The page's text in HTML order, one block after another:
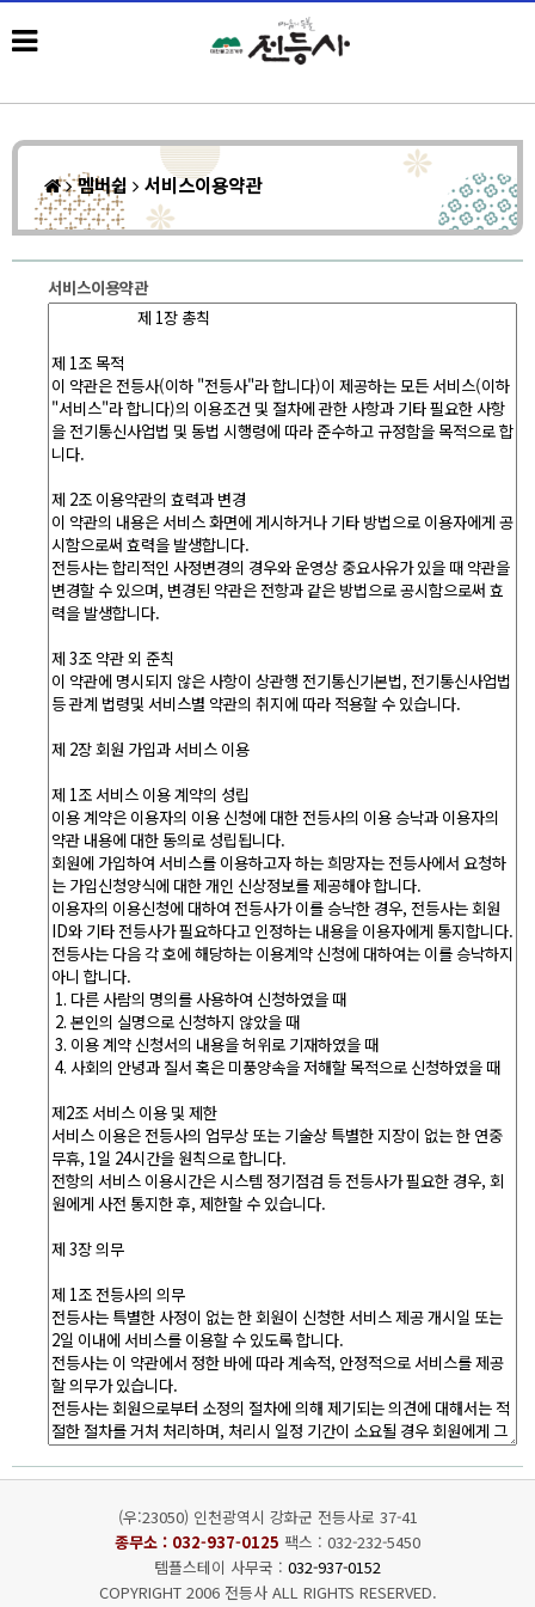
멤버쉽 서비스이용약관
서비스이용약관
(우:23050) 인천광역시 강화군 전등사로 37-41
종무소 : 032-937-0125 팩스 : 032-232-5450
템플스테이 사무국 : 032-937-0152
COPYRIGHT 2006 전등사 ALL RIGHTS RESERVED.